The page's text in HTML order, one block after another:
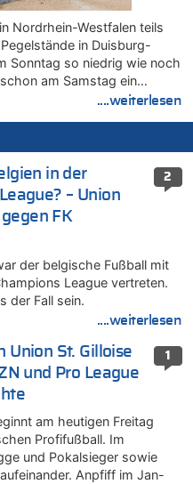
Nordrhein-Westfalen teils
in Duisburg-
Sonntag so niedrig wie noch
am Samstag ein…
....weiterlesen
2
in der
– Union
FK
der belgische Fußball mit
League vertreten.
der Fall sein.
....weiterlesen
1
Union St. Gilloise
und Pro League
am heutigen Freitag
Profifußball. Im
und Pokalsieger sowie
Anpfiff im Jan-